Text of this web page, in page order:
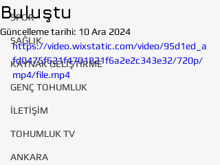
SPOR
SAĞLIK
KAYNAK GELİŞTİRME
GENÇ TOHUMLUK
İLETİŞİM
TOHUMLUK TV
ANKARA
Buluştu
Güncelleme tarihi: 10 Ara 2024
https://video.wixstatic.com/video/95d1ed_a
fd0475f621f4701821f6a2e2c343e32/720p/
mp4/file.mp4